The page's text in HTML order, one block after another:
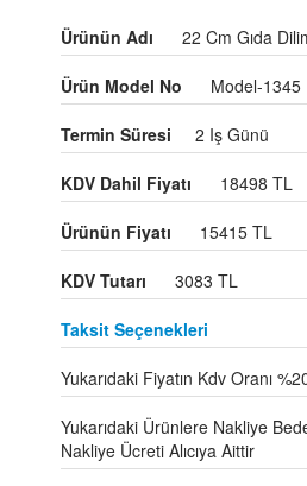
Ürünün Adı 22 Cm Gıda
Ürün Model No Model-1345
Termin Süresi 2 Iş Günü
KDV Dahil Fiyatı 18498 TL
Ürünün Fiyatı 15415 TL
KDV Tutarı 3083 TL
Taksit Seçenekleri
Yukarıdaki Fiyatın Kdv Oranı
Yukarıdaki Ürünlere Nakliye
Nakliye Ücreti Alıcıya Aittir